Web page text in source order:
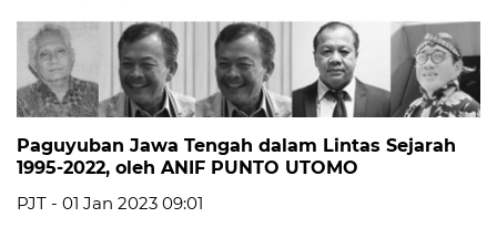
Paguyuban Jawa Tengah dalam Lintas Sejarah
1995-2022, oleh ANIF PUNTO UTOMO
PJT - 01 Jan 2023 09:01